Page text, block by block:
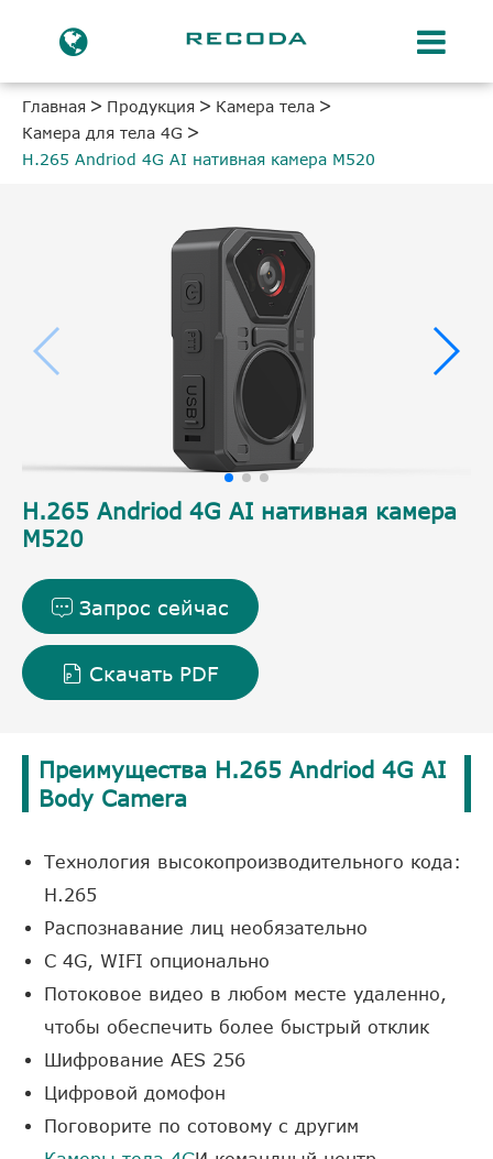
Главная Продукция
Камера тела
Камера для тела 4G
H.265 Andriod 4G AI нативная камера M520
H.265 Andriod 4G AI нативная камера
M520
 Запрос сейчас
 Скачать PDF
Преимущества H.265 Andriod 4G AI
Body Camera
Технология высокопроизводительного кода:
H.265
Распознавание лиц необязательно
С 4G, WIFI опционально
Потоковое видео в любом месте удаленно,
чтобы обеспечить более быстрый отклик
Шифрование AES 256
Цифровой домофон
Поговорите по сотовому с другим